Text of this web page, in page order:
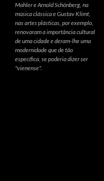
Mahler e Arnold Schönberg, na
música clássica e Gustav Klimt,
nas artes plásticas, por exemplo,
renovaram a importância cultural
de uma cidade e deram-lhe uma
modernidade que de tão
específica, se poderia dizer ser
"vienense".